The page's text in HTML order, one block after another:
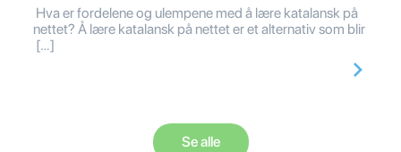
Hva er fordelene og ulempene med å lære katalansk på
nettet? Å lære katalansk på nettet er et alternativ som blir
[…]
Se alle